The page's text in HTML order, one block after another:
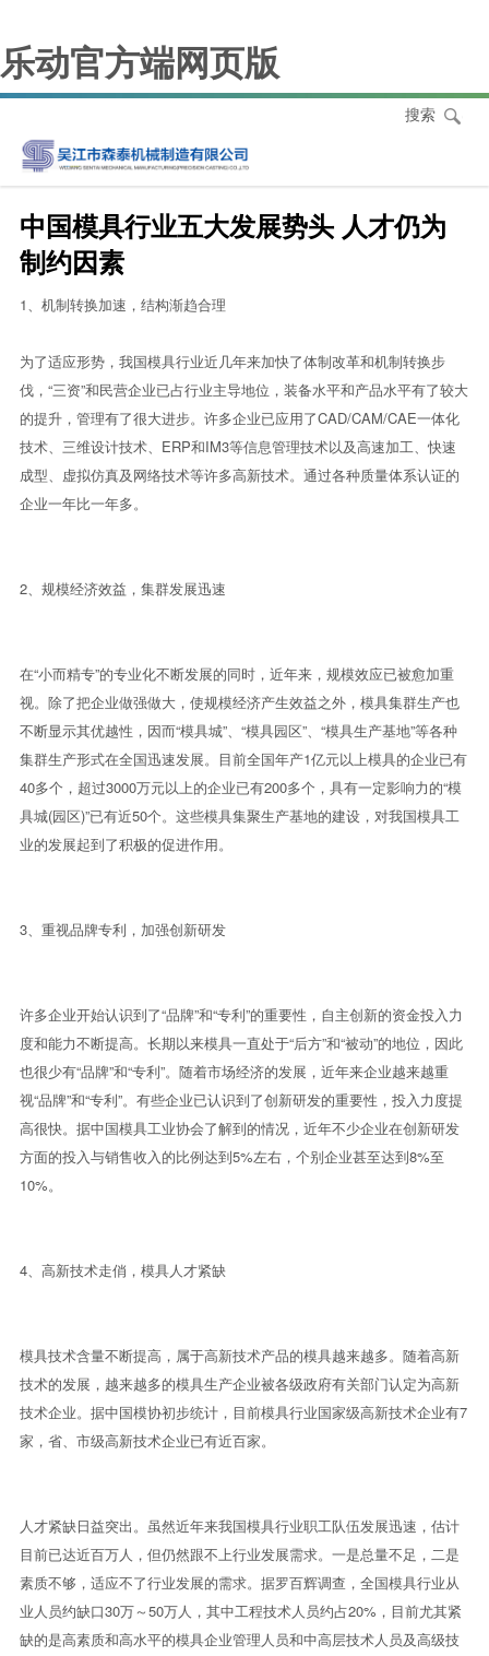
乐动官方端网页版
搜索
中国模具行业五大发展势头 人才仍为
制约因素
1、机制转换加速，结构渐趋合理
为了适应形势，我国模具行业近几年来加快了体制改革和机制转换步
伐，“三资”和民营企业已占行业主导地位，装备水平和产品水平有了较大
的提升，管理有了很大进步。许多企业已应用了CAD/CAM/CAE一体化
技术、三维设计技术、ERP和IM3等信息管理技术以及高速加工、快速
成型、虚拟仿真及网络技术等许多高新技术。通过各种质量体系认证的
企业一年比一年多。
2、规模经济效益，集群发展迅速
在“小而精专”的专业化不断发展的同时，近年来，规模效应已被愈加重
视。除了把企业做强做大，使规模经济产生效益之外，模具集群生产也
不断显示其优越性，因而“模具城”、“模具园区”、“模具生产基地”等各种
集群生产形式在全国迅速发展。目前全国年产1亿元以上模具的企业已有
40多个，超过3000万元以上的企业已有200多个，具有一定影响力的“模
具城(园区)”已有近50个。这些模具集聚生产基地的建设，对我国模具工
业的发展起到了积极的促进作用。
3、重视品牌专利，加强创新研发
许多企业开始认识到了“品牌”和“专利”的重要性，自主创新的资金投入力
度和能力不断提高。长期以来模具一直处于“后方”和“被动”的地位，因此
也很少有“品牌”和“专利”。随着市场经济的发展，近年来企业越来越重
视“品牌”和“专利”。有些企业已认识到了创新研发的重要性，投入力度提
高很快。据中国模具工业协会了解到的情况，近年不少企业在创新研发
方面的投入与销售收入的比例达到5%左右，个别企业甚至达到8%至
10%。
4、高新技术走俏，模具人才紧缺
模具技术含量不断提高，属于高新技术产品的模具越来越多。随着高新
技术的发展，越来越多的模具生产企业被各级政府有关部门认定为高新
技术企业。据中国模协初步统计，目前模具行业国家级高新技术企业有7
家，省、市级高新技术企业已有近百家。
人才紧缺日益突出。虽然近年来我国模具行业职工队伍发展迅速，估计
目前已达近百万人，但仍然跟不上行业发展需求。一是总量不足，二是
素质不够，适应不了行业发展的需求。据罗百辉调查，全国模具行业从
业人员约缺口30万～50万人，其中工程技术人员约占20%，目前尤其紧
缺的是高素质和高水平的模具企业管理人员和中高层技术人员及高级技